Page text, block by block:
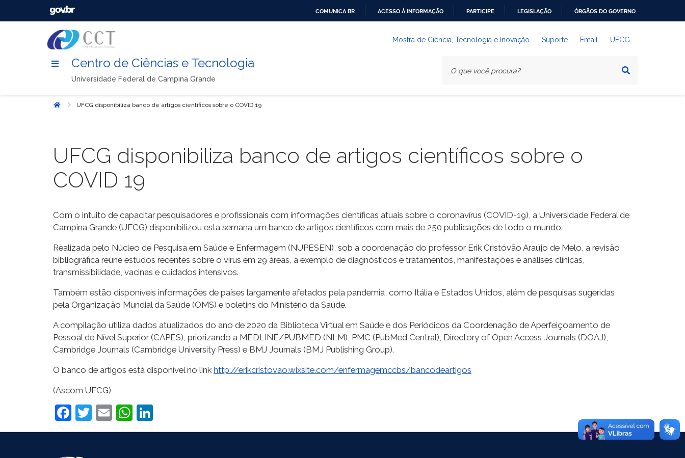
COMUNICA BR ACESSO À INFORMAÇÃO PARTICIPE LEGISLAÇÃO ÓRGÃOS DO GOVERNO
Mostra de Ciência, Tecnologia e Inovação Suporte Email UFCG
Centro de Ciências e Tecnologia
Universidade Federal de Campina Grande
Início UFCG disponibiliza banco de artigos científicos sobre o COVID 19
UFCG disponibiliza banco de artigos científicos sobre o
COVID 19
Com o intuito de capacitar pesquisadores e profissionais com informações científicas atuais sobre o coronavírus (COVID-19), a Universidade Federal de
Campina Grande (UFCG) disponibilizou esta semana um banco de artigos científicos com mais de 250 publicações de todo o mundo.
Realizada pelo Núcleo de Pesquisa em Saúde e Enfermagem (NUPESEN), sob a coordenação do professor Erik Cristóvão Araújo de Melo, a revisão
bibliográfica reúne estudos recentes sobre o vírus em 29 áreas, a exemplo de diagnósticos e tratamentos, manifestações e análises clínicas,
transmissibilidade, vacinas e cuidados intensivos.
Também estão disponíveis informações de países largamente afetados pela pandemia, como Itália e Estados Unidos, além de pesquisas sugeridas
pela Organização Mundial da Saúde (OMS) e boletins do Ministério da Saúde.
A compilação utiliza dados atualizados do ano de 2020 da Biblioteca Virtual em Saúde e dos Periódicos da Coordenação de Aperfeiçoamento de
Pessoal de Nível Superior (CAPES), priorizando a MEDLINE/PUBMED (NLM), PMC (PubMed Central), Directory of Open Access Journals (DOAJ),
Cambridge Journals (Cambridge University Press) e BMJ Journals (BMJ Publishing Group).
O banco de artigos está disponível no link http://erikcristovao.wixsite.com/enfermagemccbs/bancodeartigos
(Ascom UFCG)
Facebook
Twitter
EmailWhatsApp